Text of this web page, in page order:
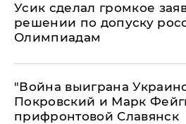
Усик сделал громкое
решении по допуску
Олимпиадам
"Война выиграна
Покровский и Марк
прифронтовой Славянск